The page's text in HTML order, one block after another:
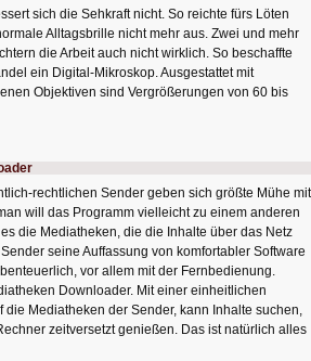
sich die Sehkraft nicht. So reichte fürs Löten
Alltagsbrille nicht mehr aus. Zwei und mehr
die Arbeit auch nicht wirklich. So beschaffte
ein Digital-Mikroskop. Ausgestattet mit
Objektiven sind Vergrößerungen von 60 bis
rechtlichen Sender geben sich größte Mühe mit
will das Programm vielleicht zu einem anderen
die Mediatheken, die die Inhalte über das Netz
seine Auffassung von komfortabler Software
vor allem mit der Fernbedienung.
Downloader. Mit einer einheitlichen
die Mediatheken der Sender, kann Inhalte suchen,
zeitversetzt genießen. Das ist natürlich alles